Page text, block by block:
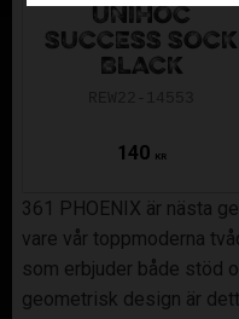
UNIHOC
SUCCESS SOCK
BLACK
140 KR
361 PHOENIX är nästa
vare vår toppmoderna
som erbjuder både stöd
geometrisk design är